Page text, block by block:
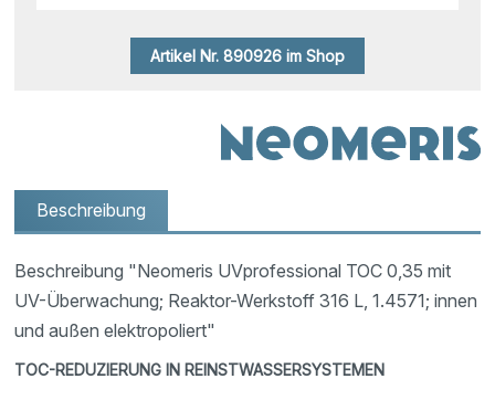
Artikel Nr. 890926 im Shop
Beschreibung
Beschreibung "Neomeris UVprofessional TOC 0,35 mit
UV-Überwachung; Reaktor-Werkstoff 316 L, 1.4571; innen
und außen elektropoliert"
TOC-REDUZIERUNG IN REINSTWASSERSYSTEMEN